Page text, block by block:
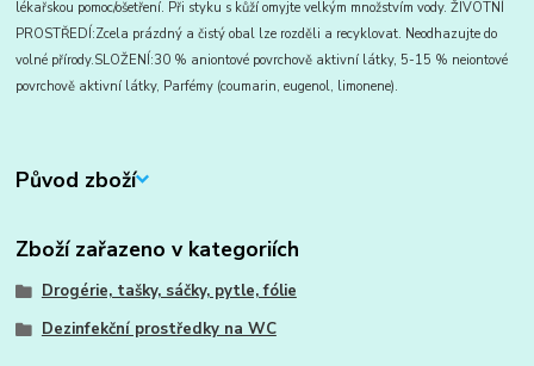
lékařskou pomoc/ošetření. Při styku s kůží omyjte velkým množstvím vody. ŽIVOTNÍ
PROSTŘEDÍ:Zcela prázdný a čistý obal lze rozděli a recyklovat. Neodhazujte do
volné přírody.SLOŽENÍ:30 % aniontové povrchově aktivní látky, 5-15 % neiontové
povrchově aktivní látky, Parfémy (coumarin, eugenol, limonene).
Původ zboží
Zboží zařazeno v kategoriích
Drogérie, tašky, sáčky, pytle, fólie
Dezinfekční prostředky na WC